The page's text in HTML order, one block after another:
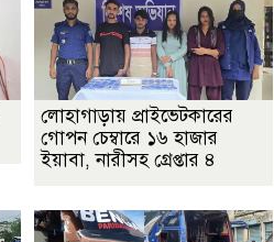
লোহাগাড়ায় প্রাইভেটকারের
গোপন চেম্বারে ১৬ হাজার
ইয়াবা, নারীসহ গ্রেপ্তার ৪